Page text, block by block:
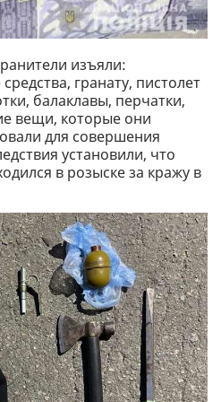
изъяли:
гранату, пистолет
балаклавы, перчатки,
вещи, которые они
для совершения
установили, что
в розыске за кражу в